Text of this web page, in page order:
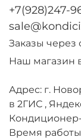
+7(928)247-
Заказы через
Наш магазин
Адрес: г.
в 2ГИС ,
Время